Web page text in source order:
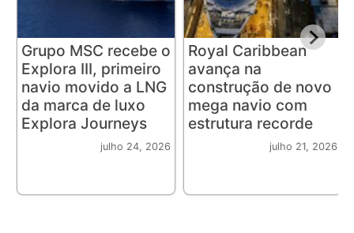
Grupo MSC recebe o
Explora III, primeiro
navio movido a LNG
da marca de luxo
Explora Journeys
julho 24, 2026
Royal Caribbean
avança na
construção de novo
mega navio com
estrutura recorde
julho 21, 2026